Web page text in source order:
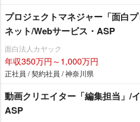
プロジェクトマネジャー「面白
ネット/Webサービス・ASP
面白法人カヤック
年収350万円～1,000万円
正社員 / 契約社員 / 神奈川県
動画クリエイター「編集担当」/
ASP